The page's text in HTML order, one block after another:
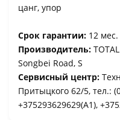
цанг, упор
Срок гарантии: 12 мес.
Производитель:
Songbei Road, S
Сервисный центр:
Притыцкого 62/5, тел.:
+375293629629(A1),